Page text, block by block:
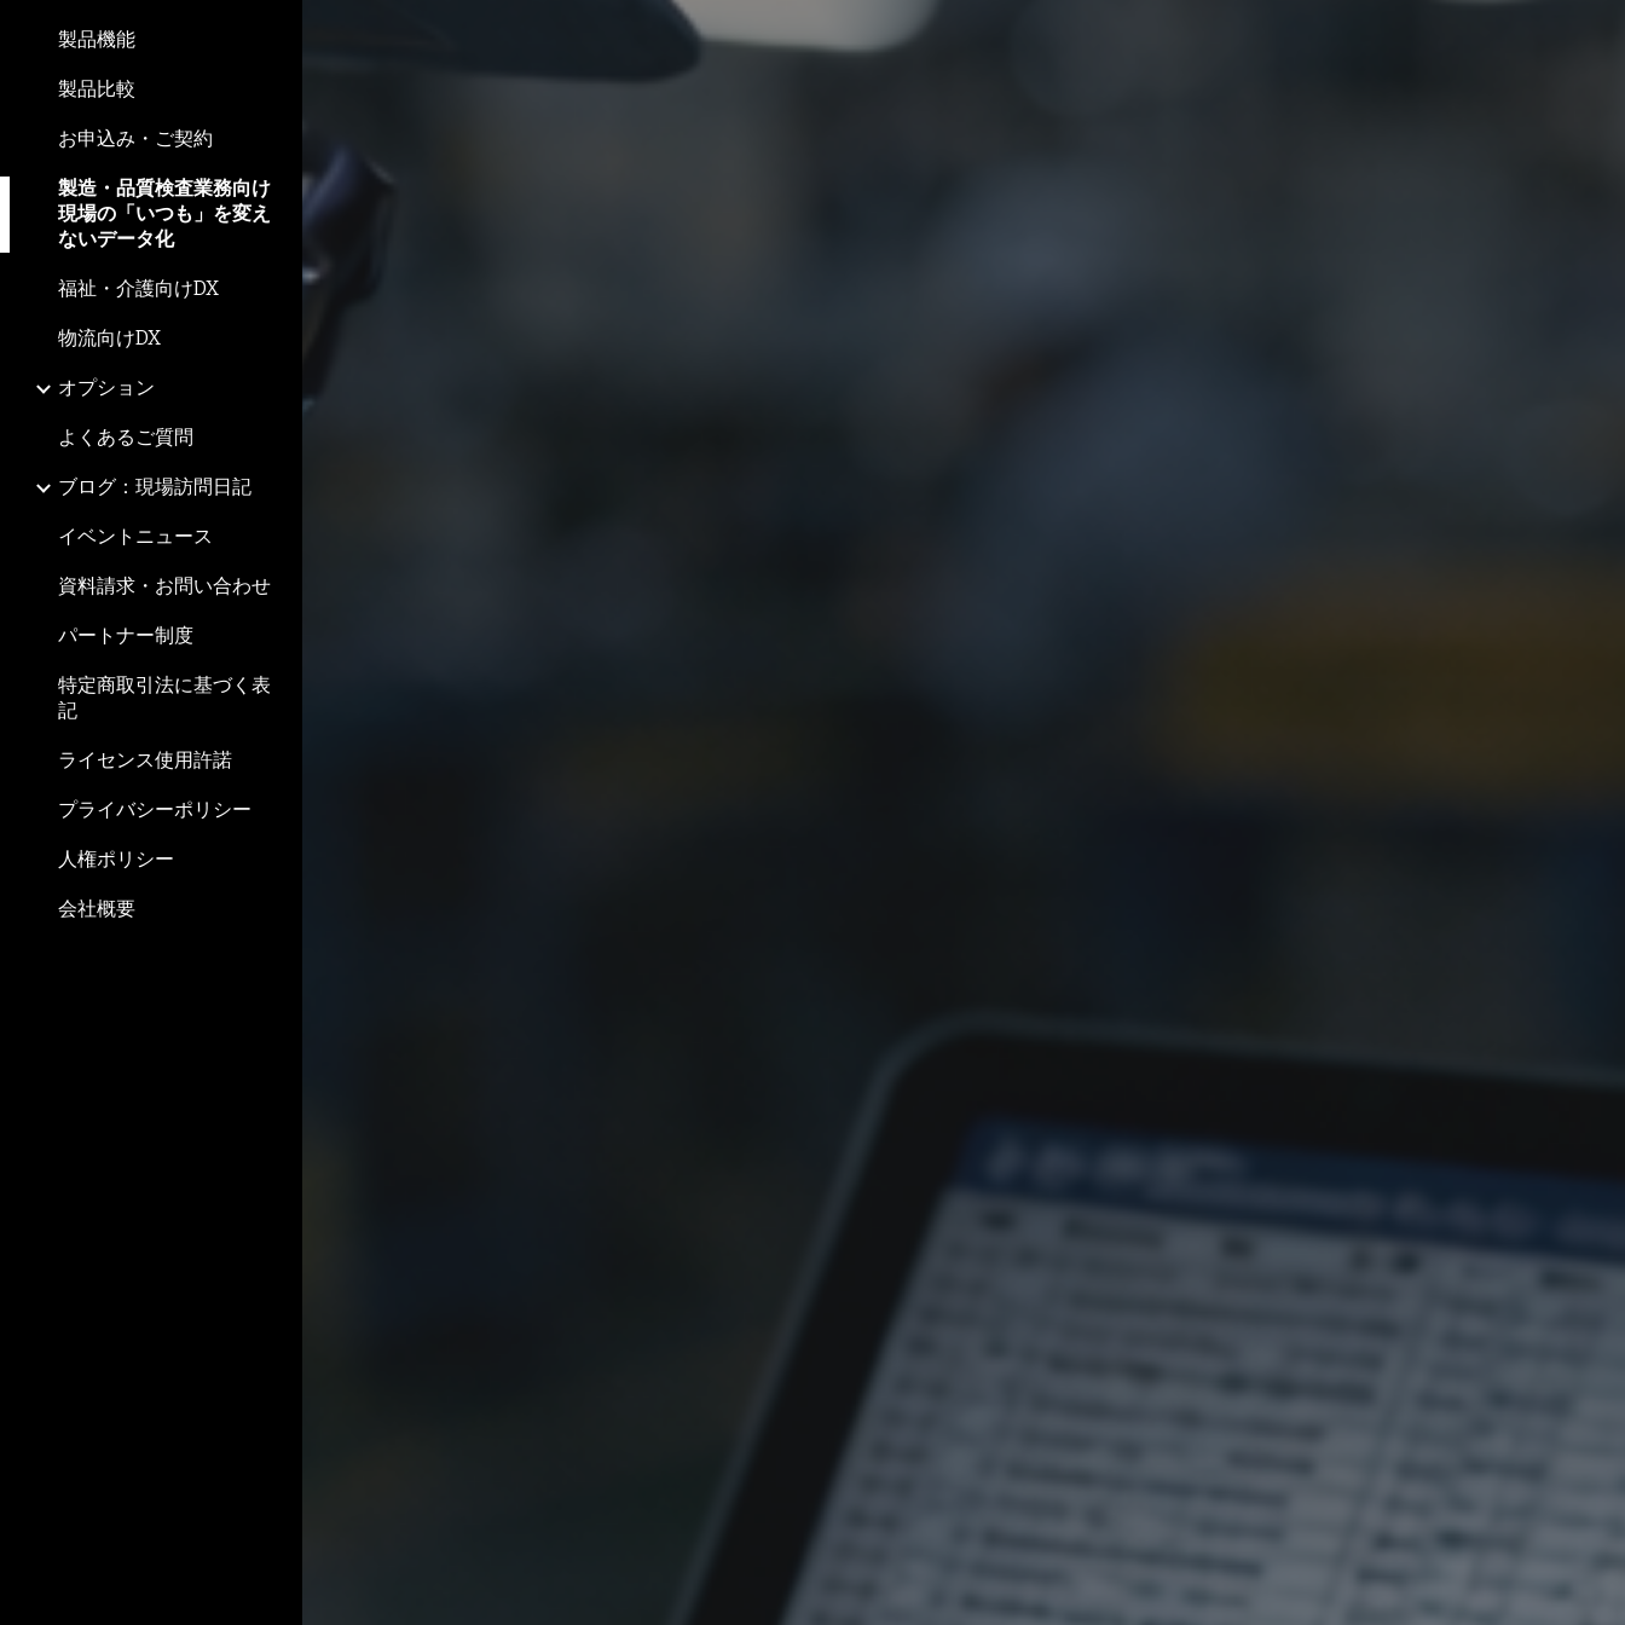
製品機能
製品比較
お申込み・ご契約
製造・品質検査業務向け
現場の「いつも」を変え
ないデータ化
福祉・介護向けDX
物流向けDX
オプション
よくあるご質問
ブログ：現場訪問日記
イベントニュース
資料請求・お問い合わせ
パートナー制度
特定商取引法に基づく表
記
ライセンス使用許諾
プライバシーポリシー
人権ポリシー
会社概要